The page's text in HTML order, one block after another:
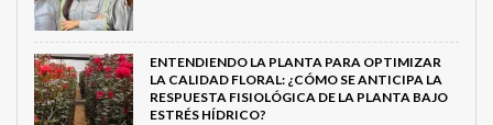
ENTENDIENDO LA PLANTA PARA OPTIMIZAR
LA CALIDAD FLORAL: ¿CÓMO SE ANTICIPA LA
RESPUESTA FISIOLÓGICA DE LA PLANTA BAJO
ESTRÉS HÍDRICO?